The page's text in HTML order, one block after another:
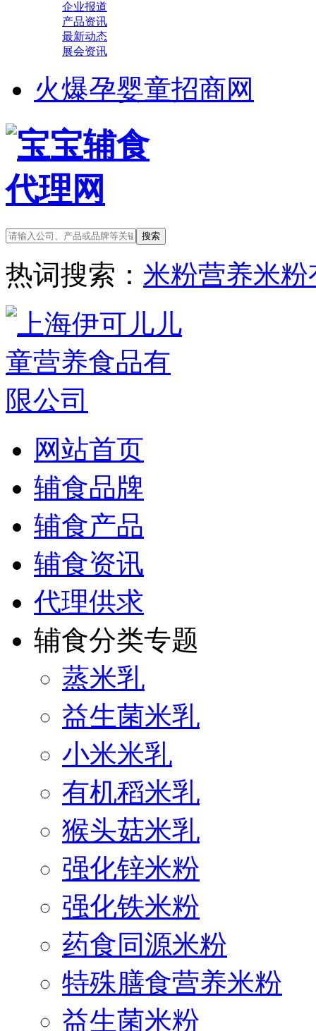
企业报道
产品资讯
最新动态
展会资讯
火爆孕婴童招商网
热词搜索： 米粉营养米粉
网站首页
辅食品牌
辅食产品
辅食资讯
代理供求
辅食分类专题
蒸米乳
益生菌米乳
小米米乳
有机稻米乳
猴头菇米乳
强化锌米粉
强化铁米粉
药食同源米粉
特殊膳食营养米粉
益生菌米粉